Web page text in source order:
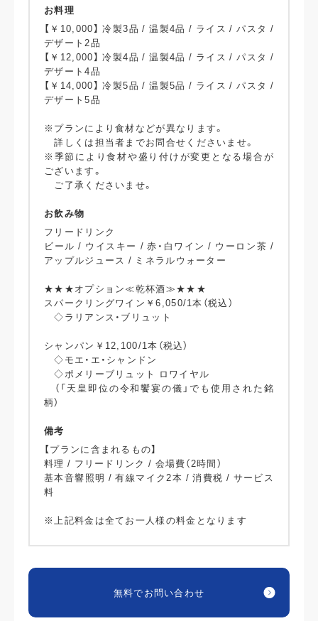
お料理
【￥10,000】 冷製3品 / 温製4品 / ライス / パスタ /
デザート2品
【￥12,000】 冷製4品 / 温製4品 / ライス / パスタ /
デザート4品
【￥14,000】 冷製5品 / 温製5品 / ライス / パスタ /
デザート5品
※プランにより食材などが異なります。
詳しくは担当者までお問合せくださいませ。
※季節により食材や盛り付けが変更となる場合が
ございます。
ご了承くださいませ。
お飲み物
フリードリンク
ビール / ウイスキー / 赤・白ワイン / ウーロン茶 /
アップルジュース / ミネラルウォーター
★★★オプション≪乾杯酒≫★★★
スパークリングワイン￥6,050/1本（税込）
◇ラリアンス・ブリュット
シャンパン￥12,100/1本（税込）
◇モエ・エ・シャンドン
◇ポメリーブリュット ロワイヤル
（「天皇即位の令和饗宴の儀」でも使用された銘
柄）
備考
【プランに含まれるもの】
料理 / フリードリンク / 会場費（2時間）
基本音響照明 / 有線マイク2本 / 消費税 / サービス
料
※上記料金は全てお一人様の料金となります
無料でお問い合わせ